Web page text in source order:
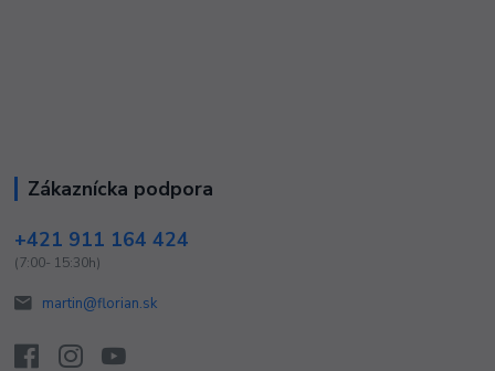
Zákaznícka podpora
+421 911 164 424
(7:00- 15:30h)
martin@florian.sk